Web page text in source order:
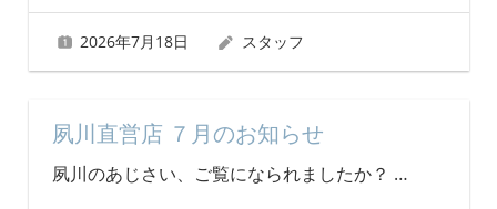
2026年7月18日 スタッフ
夙川直営店 ７月のお知らせ
夙川のあじさい、ご覧になられましたか？ …